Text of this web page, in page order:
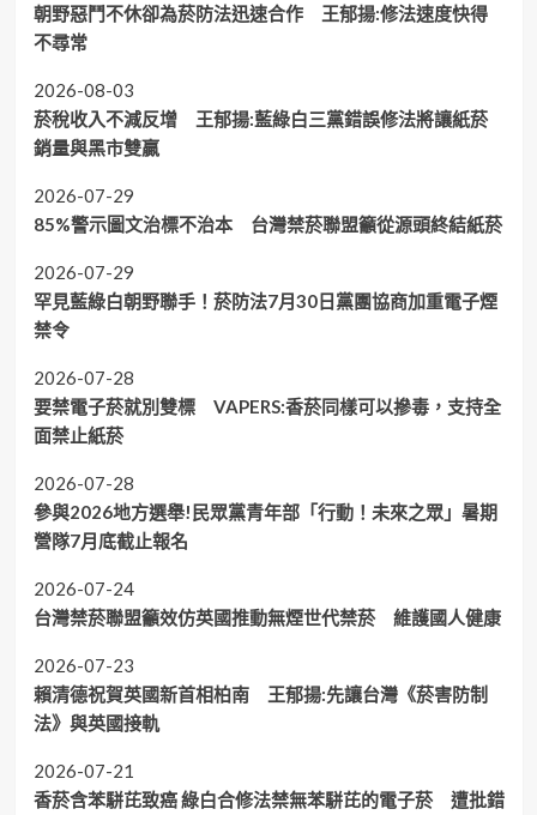
朝野惡鬥不休卻為菸防法迅速合作 王郁揚:修法速度快得
不尋常
2026-08-03
菸稅收入不減反增 王郁揚:藍綠白三黨錯誤修法將讓紙菸
銷量與黑市雙贏
2026-07-29
85%警示圖文治標不治本 台灣禁菸聯盟籲從源頭終結紙菸
2026-07-29
罕見藍綠白朝野聯手！菸防法7月30日黨團協商加重電子煙
禁令
2026-07-28
要禁電子菸就別雙標 VAPERS:香菸同樣可以摻毒，支持全
面禁止紙菸
2026-07-28
參與2026地方選舉!民眾黨青年部「行動！未來之眾」暑期
營隊7月底截止報名
2026-07-24
台灣禁菸聯盟籲效仿英國推動無煙世代禁菸 維護國人健康
2026-07-23
賴清德祝賀英國新首相柏南 王郁揚:先讓台灣《菸害防制
法》與英國接軌
2026-07-21
香菸含苯駢芘致癌 綠白合修法禁無苯駢芘的電子菸 遭批錯